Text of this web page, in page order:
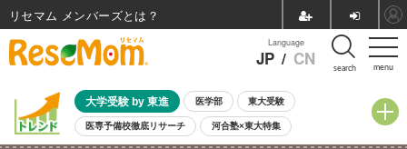
menu
Language
JP / CN search
大学受験 by 東進 医学部 東大受験
医専予備校徹底リサーチ 河合塾×東大特集
リセマム メンバーズ